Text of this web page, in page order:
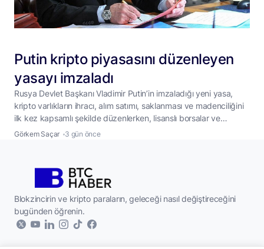
Putin kripto piyasasını düzenleyen
yasayı imzaladı
Rusya Devlet Başkanı Vladimir Putin’in imzaladığı yeni yasa,
kripto varlıkların ihracı, alım satımı, saklanması ve madenciliğini
ilk kez kapsamlı şekilde düzenlerken, lisanslı borsalar ve
yatırımcılar için yeni kurallar getiriyor. Rusya, kripto varlık
imzaladığı yasa, kripto paraların ve dijital finansal varlıkların
Görkem Saçar 3 gün önce
Blokzincirin ve kripto paraların, geleceği nasıl değiştireceğini
bugünden öğrenin.